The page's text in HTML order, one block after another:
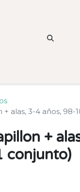
alas, 3-4 años, 98-
+
conjunto)